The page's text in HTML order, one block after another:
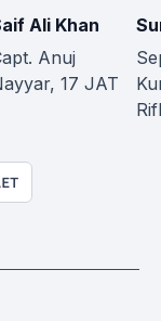
Ali Khan
Anuj
17 JAT